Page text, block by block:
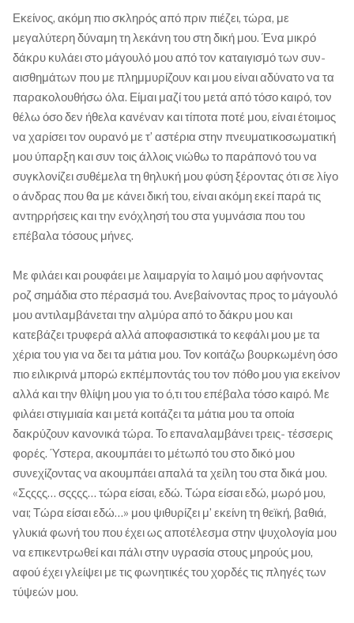
Εκείνος, ακόμη πιο σκληρός από πριν πιέζει, τώρα, με
μεγαλύτερη δύναμη τη λεκάνη του στη δική μου. Ένα μικρό
δάκρυ κυλάει στο μάγουλό μου από τον καταιγισμό των συν-
αισθημάτων που με πλημμυρίζουν και μου είναι αδύνατο να τα
παρακολουθήσω όλα. Είμαι μαζί του μετά από τόσο καιρό, τον
θέλω όσο δεν ήθελα κανέναν και τίποτα ποτέ μου, είναι έτοιμος
να χαρίσει τον ουρανό με τ’ αστέρια στην πνευματικοσωματική
μου ύπαρξη και συν τοις άλλοις νιώθω το παράπονό του να
συγκλονίζει συθέμελα τη θηλυκή μου φύση ξέροντας ότι σε λίγο
ο άνδρας που θα με κάνει δική του, είναι ακόμη εκεί παρά τις
αντηρρήσεις και την ενόχλησή του στα γυμνάσια που του
επέβαλα τόσους μήνες.
Με φιλάει και ρουφάει με λαιμαργία το λαιμό μου αφήνοντας
ροζ σημάδια στο πέρασμά του. Ανεβαίνοντας προς το μάγουλό
μου αντιλαμβάνεται την αλμύρα από το δάκρυ μου και
κατεβάζει τρυφερά αλλά αποφασιστικά το κεφάλι μου με τα
χέρια του για να δει τα μάτια μου. Τον κοιτάζω βουρκωμένη όσο
πιο ειλικρινά μπορώ εκπέμποντάς του τον πόθο μου για εκείνον
αλλά και την θλίψη μου για το ό,τι του επέβαλα τόσο καιρό. Με
φιλάει στιγμιαία και μετά κοιτάζει τα μάτια μου τα οποία
δακρύζουν κανονικά τώρα. Το επαναλαμβάνει τρεις- τέσσερις
φορές. Ύστερα, ακουμπάει το μέτωπό του στο δικό μου
συνεχίζοντας να ακουμπάει απαλά τα χείλη του στα δικά μου.
«Σςςςς… σςςςς… τώρα είσαι, εδώ. Τώρα είσαι εδώ, μωρό μου,
ναι; Τώρα είσαι εδώ…» μου ψιθυρίζει μ’ εκείνη τη θεϊκή, βαθιά,
γλυκιά φωνή του που έχει ως αποτέλεσμα στην ψυχολογία μου
να επικεντρωθεί και πάλι στην υγρασία στους μηρούς μου,
αφού έχει γλείψει με τις φωνητικές του χορδές τις πληγές των
τύψεών μου.